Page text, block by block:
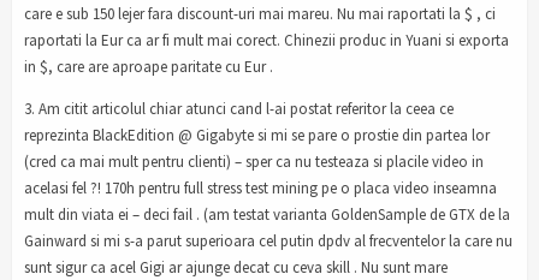
care e sub 150 lejer fara discount-uri mai mareu. Nu mai raportati la $ , ci
raportati la Eur ca ar fi mult mai corect. Chinezii produc in Yuani si exporta
in $, care are aproape paritate cu Eur .
3. Am citit articolul chiar atunci cand l-ai postat referitor la ceea ce
reprezinta BlackEdition @ Gigabyte si mi se pare o prostie din partea lor
(cred ca mai mult pentru clienti) – sper ca nu testeaza si placile video in
acelasi fel ?! 170h pentru full stress test mining pe o placa video inseamna
mult din viata ei – deci fail . (am testat varianta GoldenSample de GTX de la
Gainward si mi s-a parut superioara cel putin dpdv al frecventelor la care nu
sunt sigur ca acel Gigi ar ajunge decat cu ceva skill . Nu sunt mare